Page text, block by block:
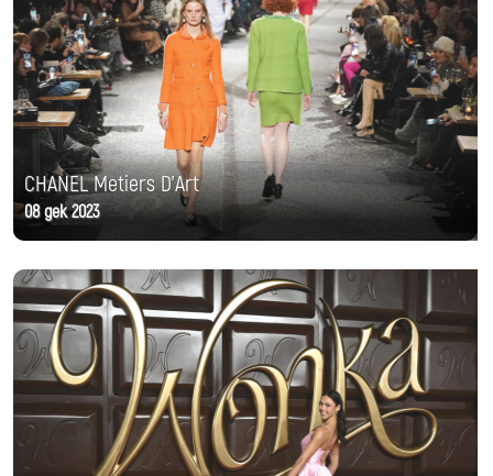
CHANEL Metiers D'Art
08 дек 2023